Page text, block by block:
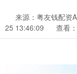
来源：粤友钱配资
25 13:46:09
查看